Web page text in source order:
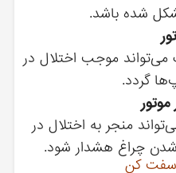
شده باشد.
می‌تواند موجب اختلال در
گردد.
منجر به اختلال در
چراغ هشدار شود.
سفت کن